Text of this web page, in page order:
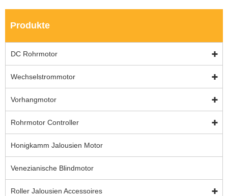
Produkte
DC Rohrmotor
Wechselstrommotor
Vorhangmotor
Rohrmotor Controller
Honigkamm Jalousien Motor
Venezianische Blindmotor
Roller Jalousien Accessoires